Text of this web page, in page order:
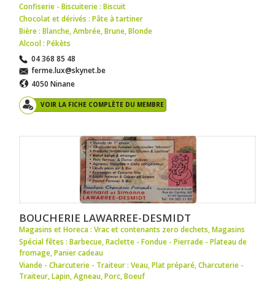
Confiserie - Biscuiterie : Biscuit
Chocolat et dérivés : Pâte à tartiner
Bière : Blanche,Ambrée,Brune,Blonde
Alcool : Pékèts
04 368 85 48
ferme.lux@skynet.be
4050 Ninane
VOIR LA FICHE COMPLÈTE DU MEMBRE
BOUCHERIE LAWARREE-DESMIDT
Magasins et Horeca : Vrac et contenants zero dechets,Magasins
Spécial fêtes : Barbecue,Raclette - Fondue - Pierrade - Plateau de
fromage,Panier cadeau
Viande - Charcuterie - Traiteur : Veau,Plat préparé,Charcuterie -
Traiteur,Lapin,Agneau,Porc,Boeuf